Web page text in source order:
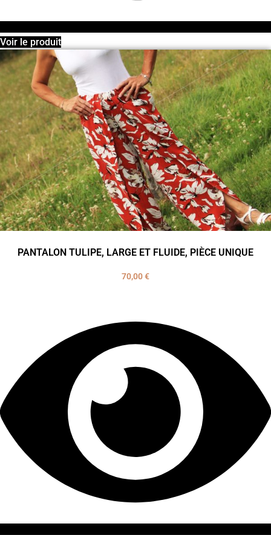
Voir le produit
PANTALON TULIPE, LARGE ET FLUIDE, PIÈCE UNIQUE
70,00€